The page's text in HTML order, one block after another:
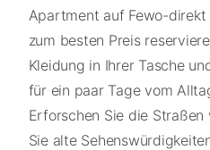
Apartment auf Fewo-
zum besten Preis
Kleidung in Ihrer Tasche
für ein paar Tage vom
Erforschen Sie die
Sie alte